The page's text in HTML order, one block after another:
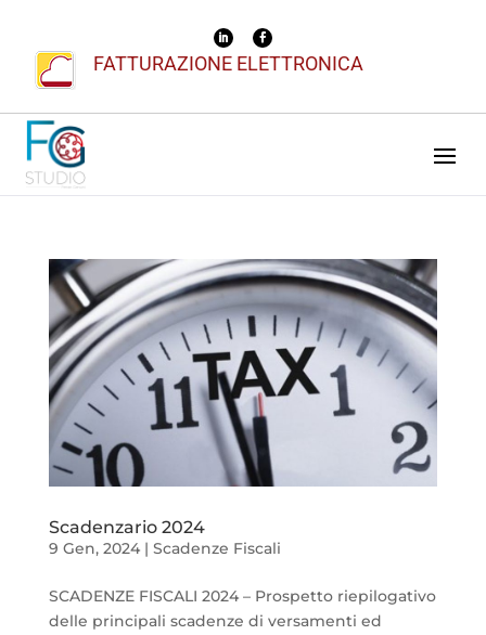
FATTURAZIONE ELETTRONICA
Scadenzario 2024
9 Gen, 2024| Scadenze Fiscali
SCADENZE FISCALI 2024 – Prospetto riepilogativo
delle principali scadenze di versamenti ed